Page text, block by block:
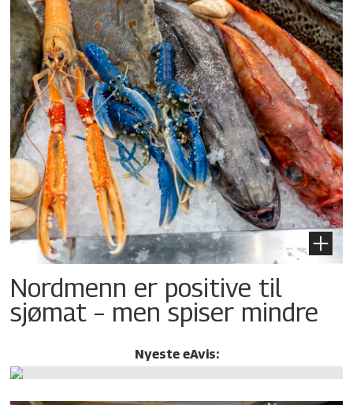
Nordmenn er positive til
sjømat – men spiser mindre
Nyeste eAvis: